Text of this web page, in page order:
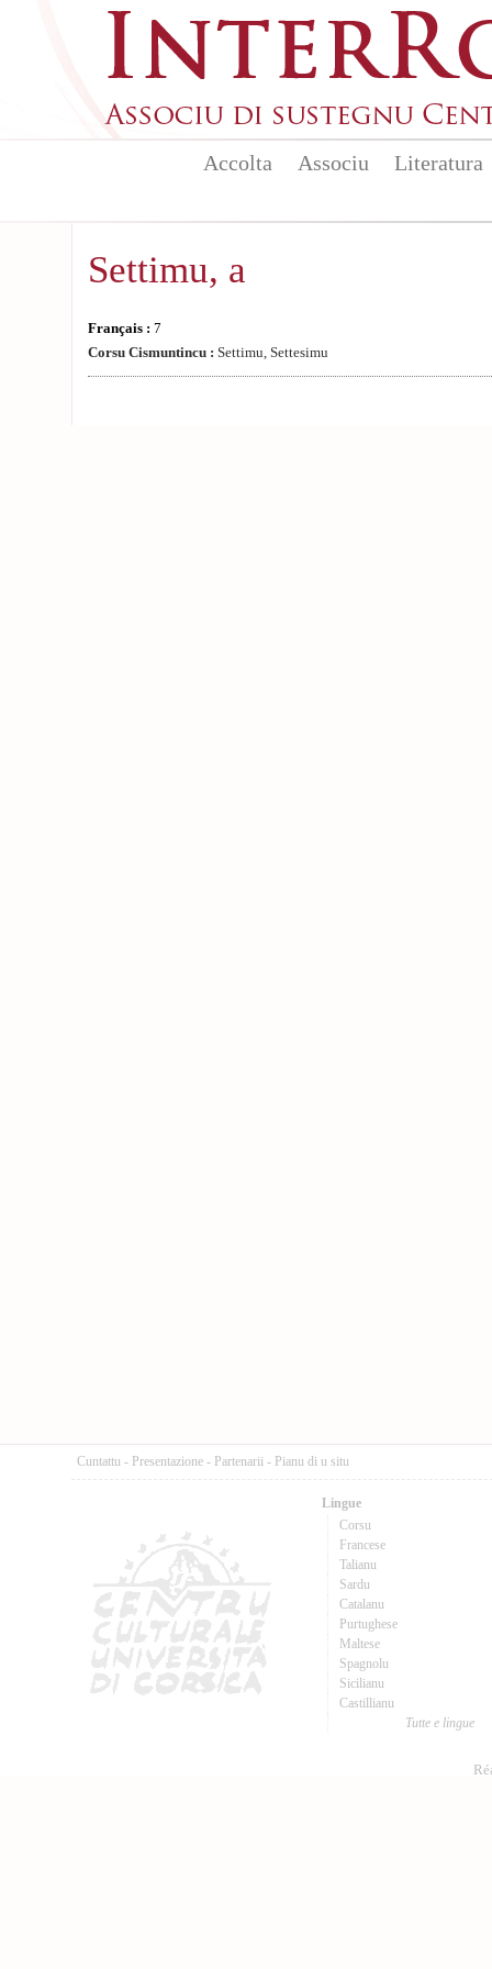
Accolta Associu Literatura
Settimu, a
Français : 7
Corsu Cismuntincu : Settimu, Settesimu
Cuntattu - Presentazione - Partenarii - Pianu di u situ
Lingue
Corsu
Francese
Talianu
Sardu
Catalanu
Purtughese
Maltese
Spagnolu
Sicilianu
Castillianu
Tutte e lingue